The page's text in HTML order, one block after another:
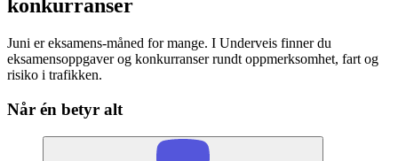
konkurranser
Juni er eksamens-måned for mange. I Underveis finner du
eksamensoppgaver og konkurranser rundt oppmerksomhet, fart og
risiko i trafikken.
Når én betyr alt